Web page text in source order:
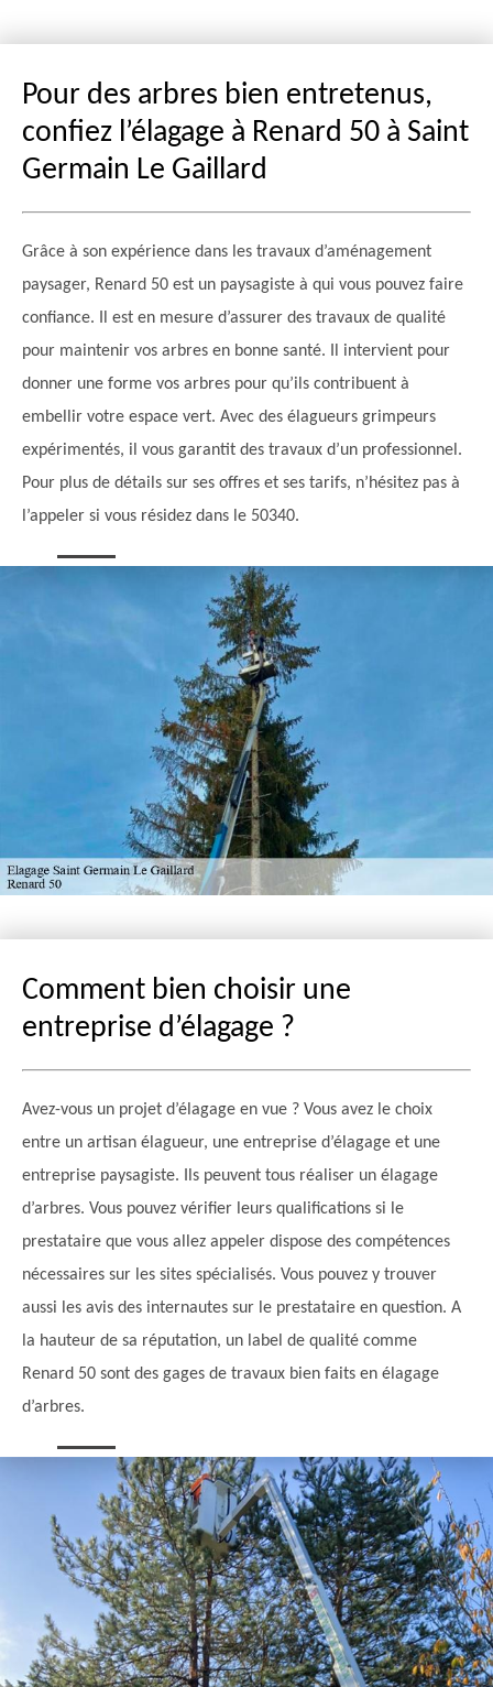
Pour des arbres bien entretenus,
confiez l’élagage à Renard 50 à Saint
Germain Le Gaillard
Grâce à son expérience dans les travaux d’aménagement
paysager, Renard 50 est un paysagiste à qui vous pouvez faire
confiance. Il est en mesure d’assurer des travaux de qualité
pour maintenir vos arbres en bonne santé. Il intervient pour
donner une forme vos arbres pour qu’ils contribuent à
embellir votre espace vert. Avec des élagueurs grimpeurs
expérimentés, il vous garantit des travaux d’un professionnel.
Pour plus de détails sur ses offres et ses tarifs, n’hésitez pas à
l’appeler si vous résidez dans le 50340.
Comment bien choisir une
entreprise d’élagage ?
Avez-vous un projet d’élagage en vue ? Vous avez le choix
entre un artisan élagueur, une entreprise d’élagage et une
entreprise paysagiste. Ils peuvent tous réaliser un élagage
d’arbres. Vous pouvez vérifier leurs qualifications si le
prestataire que vous allez appeler dispose des compétences
nécessaires sur les sites spécialisés. Vous pouvez y trouver
aussi les avis des internautes sur le prestataire en question. A
la hauteur de sa réputation, un label de qualité comme
Renard 50 sont des gages de travaux bien faits en élagage
d’arbres.